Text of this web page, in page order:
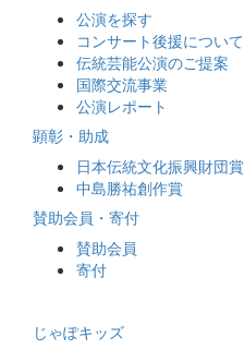
公演を探す
コンサート後援について
伝統芸能公演のご提案
国際交流事業
公演レポート
顕彰・助成
日本伝統文化振興財団賞
中島勝祐創作賞
賛助会員・寄付
賛助会員
寄付
じゃぽキッズ